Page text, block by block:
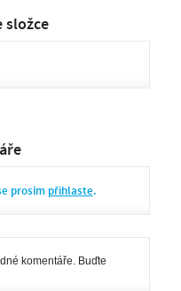
složce
prosím přihlaste.
komentáře. Buďte